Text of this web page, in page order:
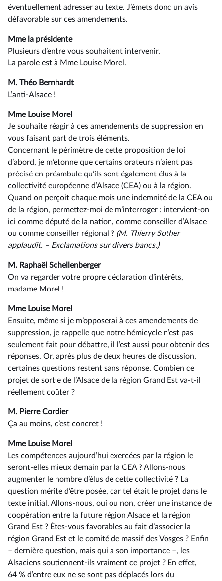
éventuellement adresser au texte. J’émets donc un avis
défavorable sur ces amendements.
Mme la présidente
Plusieurs d’entre vous souhaitent intervenir.
La parole est à Mme Louise Morel.
M. Théo Bernhardt
L’anti-Alsace !
Mme Louise Morel
Je souhaite réagir à ces amendements de suppression en
vous faisant part de trois éléments.
Concernant le périmètre de cette proposition de loi
d’abord, je m’étonne que certains orateurs n’aient pas
précisé en préambule qu’ils sont également élus à la
collectivité européenne d’Alsace (CEA) ou à la région.
Quand on perçoit chaque mois une indemnité de la CEA ou
de la région, permettez-moi de m’interroger : intervient-on
ici comme député de la nation, comme conseiller d’Alsace
ou comme conseiller régional ? (M. ThierrySother
applaudit. –⁠ Exclamations sur divers bancs.)
M. Raphaël Schellenberger
On va regarder votre propre déclaration d’intérêts,
madame Morel !
Mme Louise Morel
Ensuite, même si je m’opposerai à ces amendements de
suppression, je rappelle que notre hémicycle n’est pas
seulement fait pour débattre, il l’est aussi pour obtenir des
réponses. Or, après plus de deux heures de discussion,
certaines questions restent sans réponse. Combien ce
projet de sortie de l’Alsace de la région Grand Est va-t-il
réellement coûter ?
M. Pierre Cordier
Ça au moins, c’est concret !
Mme Louise Morel
Les compétences aujourd’hui exercées par la région le
seront-elles mieux demain par la CEA ? Allons-nous
augmenter le nombre d’élus de cette collectivité ? La
question mérite d’être posée, car tel était le projet dans le
texte initial. Allons-nous, oui ou non, créer une instance de
coopération entre la future région Alsace et la région
Grand Est ? Êtes-vous favorables au fait d’associer la
région Grand Est et le comité de massif des Vosges ? Enfin
–⁠ dernière question, mais qui a son importance –, les
Alsaciens soutiennent-ils vraiment ce projet ? En effet,
64 % d’entre eux ne se sont pas déplacés lors du